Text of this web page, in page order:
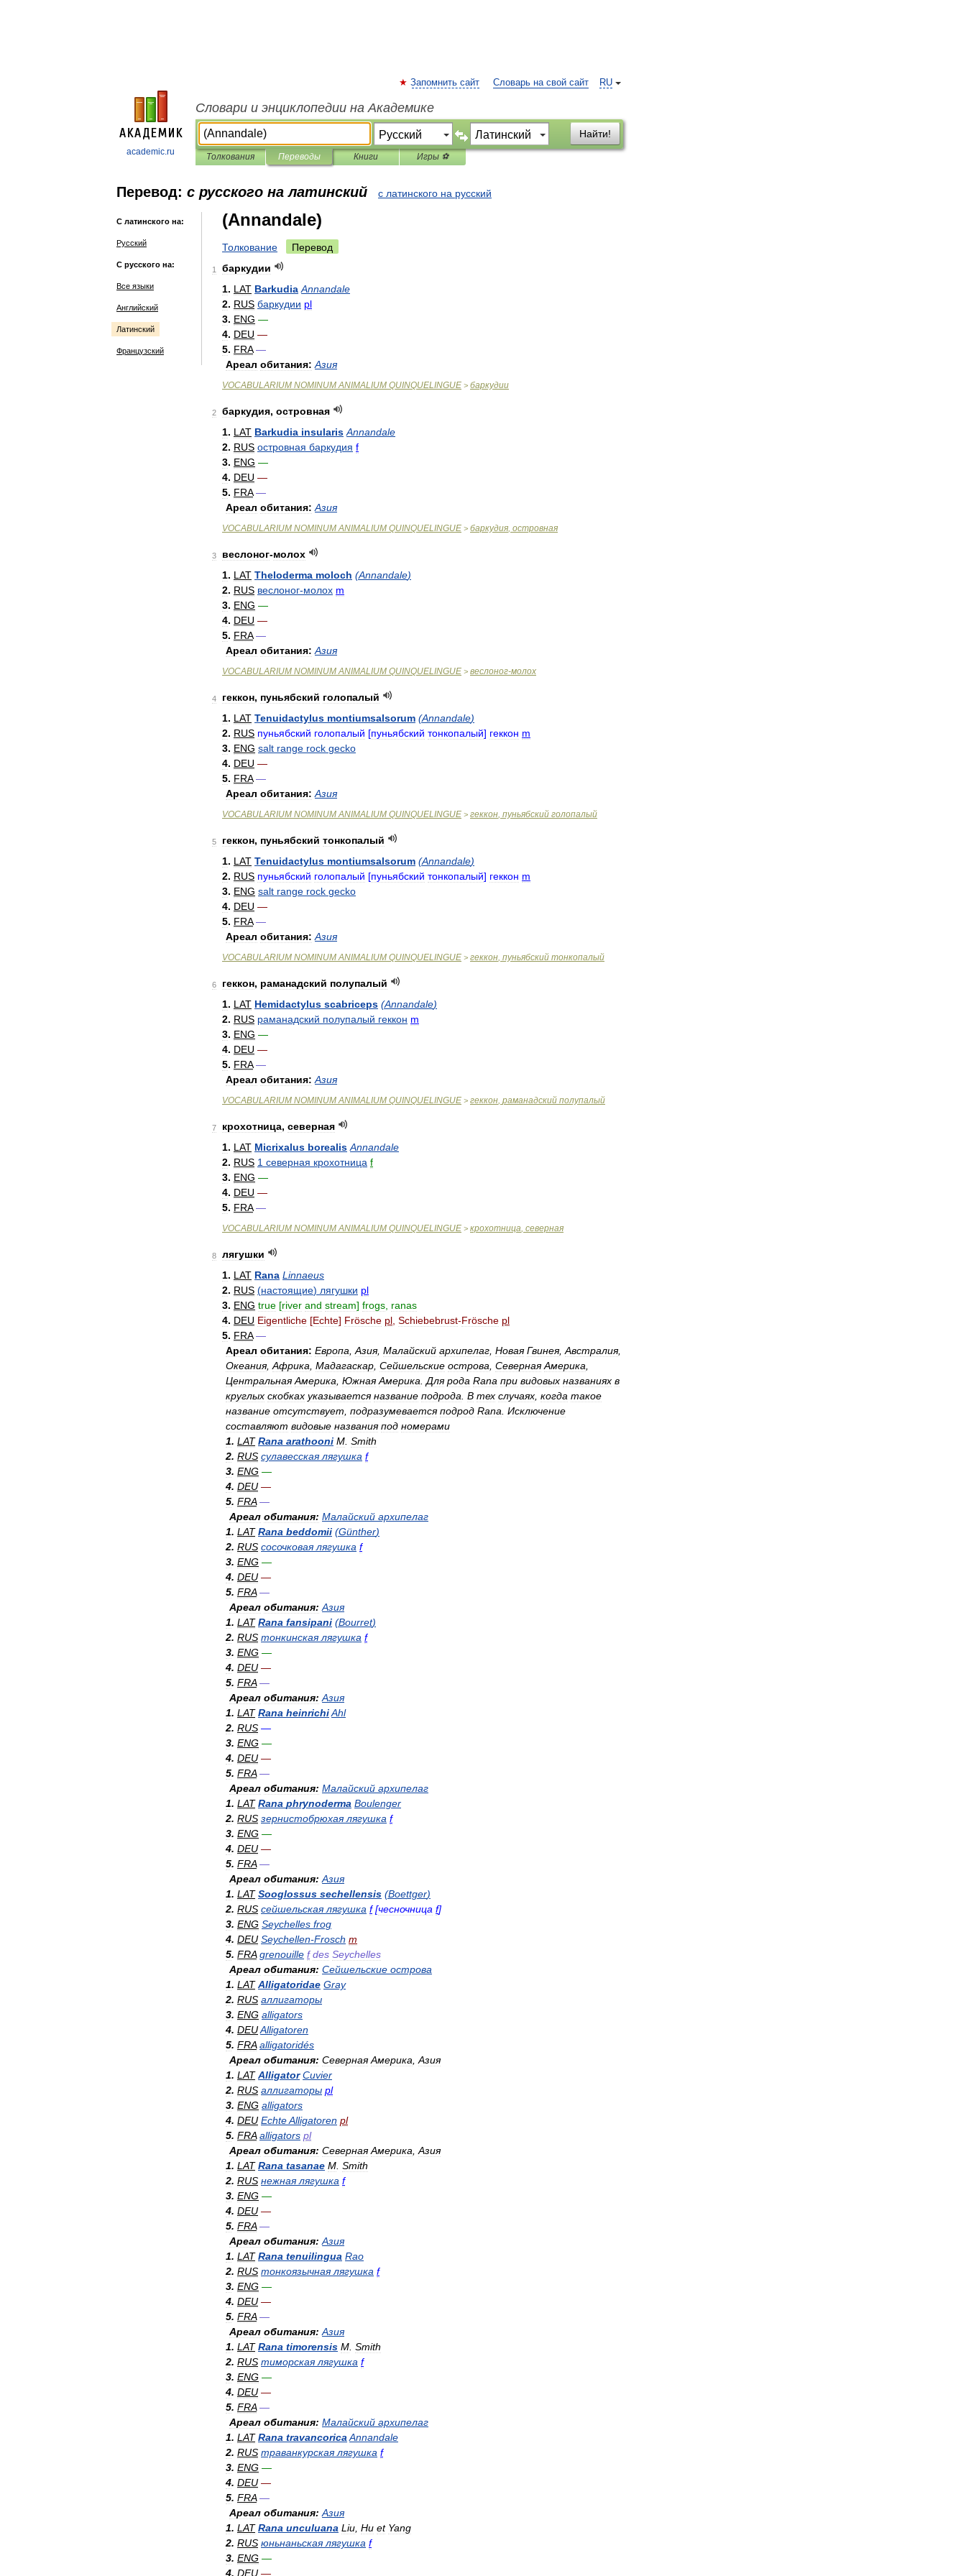
academic.ru
RU
Запомнить сайт Словарь на свой сайт
Словари и энциклопедии на Академике
Найти!
Толкования Переводы Книги Игры ⚽
Перевод: с русского на латинский с латинского на русский
С латинского на:
Русский
С русского на:
Все языки
Английский
Латинский
Французский
(Annandale)
Толкование Перевод
1
баркудии
1. LAT Barkudia Annandale
2. RUS баркудии pl
3. ENG —
4. DEU —
5. FRA —
Ареал обитания: Азия
VOCABULARIUM NOMINUM ANIMALIUM QUINQUELINGUE > баркудии
2 баркудия, островная
1. LAT Barkudia insularis Annandale
2. RUS островная баркудия f
3. ENG —
4. DEU —
5. FRA —
Ареал обитания: Азия
VOCABULARIUM NOMINUM ANIMALIUM QUINQUELINGUE > баркудия, островная
3 веслоног-молох
1. LAT Theloderma moloch (Annandale)
2. RUS веслоног-молох m
3. ENG —
4. DEU —
5. FRA —
Ареал обитания: Азия
VOCABULARIUM NOMINUM ANIMALIUM QUINQUELINGUE > веслоног-молох
4 геккон, пуньябский голопалый
1. LAT Tenuidactylus montiumsalsorum (Annandale)
2. RUS пуньябский голопалый [пуньябский тонкопалый] геккон m
3. ENG salt range rock gecko
4. DEU —
5. FRA —
Ареал обитания: Азия
VOCABULARIUM NOMINUM ANIMALIUM QUINQUELINGUE > геккон, пуньябский голопалый
5 геккон, пуньябский тонкопалый
1. LAT Tenuidactylus montiumsalsorum (Annandale)
2. RUS пуньябский голопалый [пуньябский тонкопалый] геккон m
3. ENG salt range rock gecko
4. DEU —
5. FRA —
Ареал обитания: Азия
VOCABULARIUM NOMINUM ANIMALIUM QUINQUELINGUE > геккон, пуньябский тонкопалый
6 геккон, раманадский полупалый
1. LAT Hemidactylus scabriceps (Annandale)
2. RUS раманадский полупалый геккон m
3. ENG —
4. DEU —
5. FRA —
Ареал обитания: Азия
VOCABULARIUM NOMINUM ANIMALIUM QUINQUELINGUE > геккон, раманадский полупалый
7 крохотница, северная
1. LAT Micrixalus borealis Annandale
2. RUS 1 северная крохотница f
3. ENG —
4. DEU —
5. FRA —
VOCABULARIUM NOMINUM ANIMALIUM QUINQUELINGUE > крохотница, северная
8
лягушки
1. LAT Rana Linnaeus
2. RUS (настоящие) лягушки pl
3. ENG true [river and stream] frogs ranas
4. DEU Eigentliche [Echte] Frösche pl Schiebebrust-Frösche pl
5. FRA —
Ареал обитания: Европа Азия, Малайский архипелаг Новая Гвинея, Австралия,
Океания, Африка Мадагаскар Сейшельские острова Северная Америка
Центральная Америка Южная Америка Для рода Rana при видовых названиях в
круглых скобках указывается название подрода В тех случаях когда такое
название отсутствует подразумевается подрод Rana Исключение
составляют видовые названия под номерами
1. LAT Rana arathooni M Smith
2. RUS сулавесская лягушка f
3. ENG —
4. DEU —
5. FRA —
Ареал обитания: Малайский архипелаг
1. LAT Rana beddomii (Günther)
2. RUS сосочковая лягушка f
3. ENG —
4. DEU —
5. FRA —
Ареал обитания: Азия
1. LAT Rana fansipani (Bourret)
2. RUS тонкинская лягушка f
3. ENG —
4. DEU —
5. FRA —
Ареал обитания: Азия
1. LAT Rana heinrichiAhl
2. RUS —
3. ENG —
4. DEU —
5. FRA —
Ареал обитания: Малайский архипелаг
1. LAT Rana phrynoderma Boulenger
2. RUS зернистобрюхая лягушка f
3. ENG —
4. DEU —
5. FRA —
Ареал обитания: Азия
1. LAT Sooglossus sechellensis (Boettger)
2. RUS сейшельская лягушка f[чесночница f]
3. ENG Seychelles frog
4. DEU Seychellen-Frosch m
5. FRA grenouille f des Seychelles
Ареал обитания: Сейшельские острова
1. LAT Alligatoridae Gray
2. RUS аллигаторы
3. ENG alligators
4. DEUAlligatoren
5. FRA alligatoridés
Ареал обитания: Северная Америка Азия
1. LAT Alligator Cuvier
2. RUS аллигаторы pl
3. ENG alligators
4. DEU EchteAlligatoren pl
5. FRA alligators pl
Ареал обитания: Северная Америка Азия
1. LAT Rana tasanae M Smith
2. RUS нежная лягушка f
3. ENG —
4. DEU —
5. FRA —
Ареал обитания: Азия
1. LAT Rana tenuilingua Rao
2. RUS тонкоязычная лягушка f
3. ENG —
4. DEU —
5. FRA —
Ареал обитания: Азия
1. LAT Rana timorensis M Smith
2. RUS тиморская лягушка f
3. ENG —
4. DEU —
5. FRA —
Ареал обитания: Малайский архипелаг
1. LAT Rana travancorica Annandale
2. RUS траванкурская лягушка f
3. ENG —
4. DEU —
5. FRA —
Ареал обитания: Азия
1. LAT Rana unculuana Liu Hu et Yang
2. RUS юньнаньская лягушка f
3. ENG —
4. DEU —